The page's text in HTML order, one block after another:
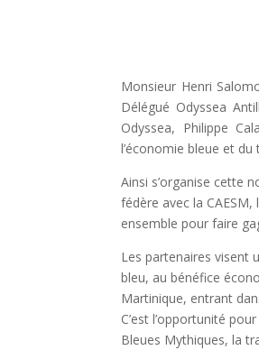
Monsieur Henri
Délégué Odyssea
Odyssea, Philippe
l’économie bleue et
Ainsi s’organise cette
fédère avec la
ensemble pour faire
Les partenaires visent
bleu, au bénéfice
Martinique, entrant
C’est l’opportunité
Bleues Mythiques, la